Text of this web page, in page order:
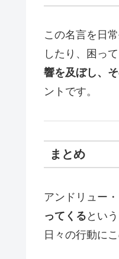
この名言を日
したり、困っ
響を及ぼし、
ントです。
まとめ
アンドリュー
ってくる とい
日々の行動に